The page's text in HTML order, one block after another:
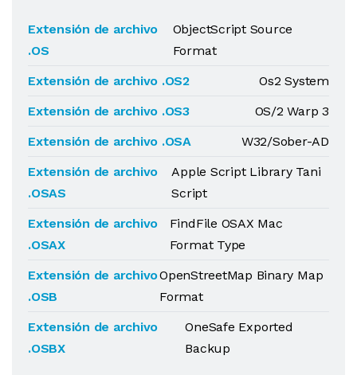
Extensión de archivo
.OS
ObjectScript Source
Format
Extensión de archivo .OS2
Os2 System
Extensión de archivo .OS3
OS/2 Warp 3
Extensión de archivo .OSA
W32/Sober-AD
Extensión de archivo
.OSAS
Apple Script Library Tani
Script
Extensión de archivo
.OSAX
FindFile OSAX Mac
Format Type
Extensión de archivo
.OSB
OpenStreetMap Binary Map
Format
Extensión de archivo
.OSBX
OneSafe Exported
Backup